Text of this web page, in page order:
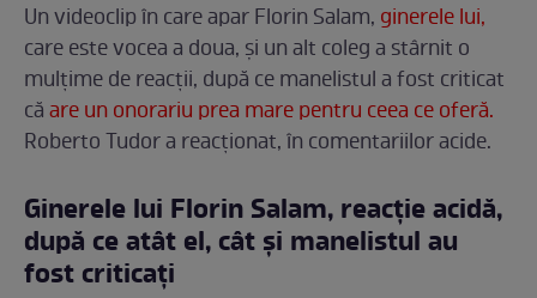
Un videoclip în care apar Florin Salam, ginerele lui,
care este vocea a doua, și un alt coleg a stârnit o
mulțime de reacții, după ce manelistul a fost criticat
căare un onorariu prea mare pentru ceea ce oferă.
Roberto Tudor a reacționat, în comentariilor acide.
Ginerele lui Florin Salam, reacție acidă,
după ce atât el, cât și manelistul au
fost criticați